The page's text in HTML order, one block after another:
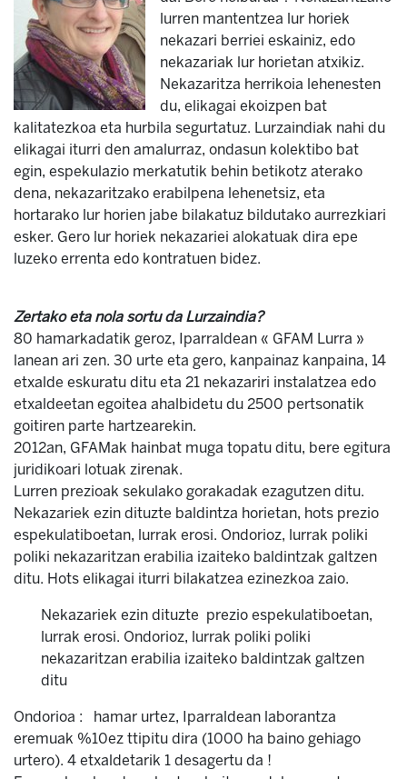
lurren mantentzea lur horiek
nekazari berriei eskainiz, edo
nekazariak lur horietan atxikiz.
Nekazaritza herrikoia lehenesten
du, elikagai ekoizpen bat
kalitatezkoa eta hurbila segurtatuz. Lurzaindiak nahi du
elikagai iturri den amalurraz, ondasun kolektibo bat
egin, espekulazio merkatutik behin betikotz aterako
dena, nekazaritzako erabilpena lehenetsiz, eta
hortarako lur horien jabe bilakatuz bildutako aurrezkiari
esker. Gero lur horiek nekazariei alokatuak dira epe
luzeko errenta edo kontratuen bidez.
Zertako eta nola sortu da Lurzaindia?
80 hamarkadatik geroz, Iparraldean « GFAM Lurra »
lanean ari zen. 30 urte eta gero, kanpainaz kanpaina, 14
etxalde eskuratu ditu eta 21 nekazariri instalatzea edo
etxaldeetan egoitea ahalbidetu du 2500 pertsonatik
goitiren parte hartzearekin.
2012an, GFAMak hainbat muga topatu ditu, bere egitura
juridikoari lotuak zirenak.
Lurren prezioak sekulako gorakadak ezagutzen ditu.
Nekazariek ezin dituzte baldintza horietan, hots prezio
espekulatiboetan, lurrak erosi. Ondorioz, lurrak poliki
poliki nekazaritzan erabilia izaiteko baldintzak galtzen
ditu. Hots elikagai iturri bilakatzea ezinezkoa zaio.
Nekazariek ezin dituzte prezio espekulatiboetan,
lurrak erosi. Ondorioz, lurrak poliki poliki
nekazaritzan erabilia izaiteko baldintzak galtzen
ditu
Ondorioa : hamar urtez, Iparraldean laborantza
eremuak %10ez ttipitu dira (1000 ha baino gehiago
urtero). 4 etxaldetarik 1 desagertu da !